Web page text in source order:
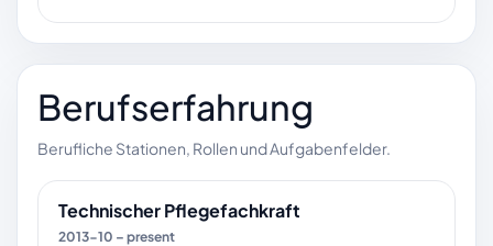
Berufserfahrung
Berufliche Stationen, Rollen und Aufgabenfelder.
Technischer Pflegefachkraft
2013-10 – present